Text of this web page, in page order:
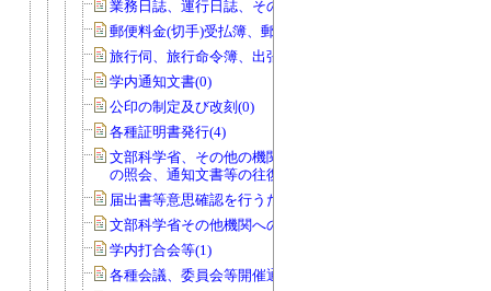
業務日誌、運行日誌、その他日誌(11)
郵便料金(切手)受払簿、郵便物発送控(0)
旅行伺、旅行命令簿、出張報告書(1)
学内通知文書(0)
公印の制定及び改刻(0)
各種証明書発行(4)
文部科学省、その他の機関、個人から
の照会、通知文書等の往復文書(2)
届出書等意思確認を行うためのもの(0)
文部科学省その他機関への報告等(0)
学内打合会等(1)
各種会議、委員会等開催通知書(0)